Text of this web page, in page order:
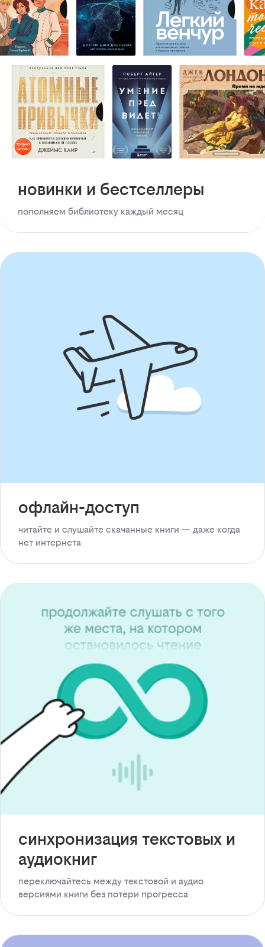
новинки и бестселлеры
пополняем библиотеку каждый месяц
офлайн-доступ
читайте и слушайте скачанные книги — даже когда
нет интернета
синхронизация текстовых и
аудиокниг
переключайтесь между текстовой и аудио
версиями книги без потери прогресса